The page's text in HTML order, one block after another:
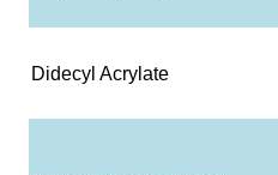
Didecyl Acrylate